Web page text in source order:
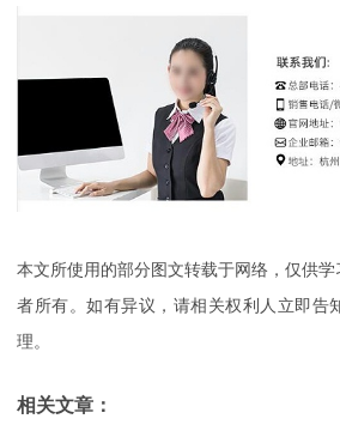
本文所使用的部分图文转载于网络，仅供
者所有。如有异议，请相关权利人立即告
理。
相关文章：